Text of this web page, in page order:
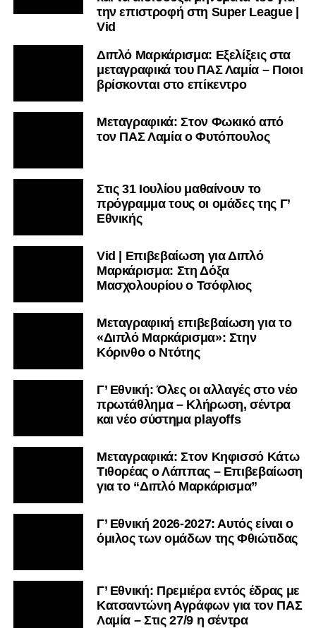
την επιστροφή στη Super League |
Vid
Διπλό Μαρκάρισμα: Εξελίξεις στα
μεταγραφικά του ΠΑΣ Λαμία – Ποιοι
βρίσκονται στο επίκεντρο
Μεταγραφικά: Στον Φωκικό από
τον ΠΑΣ Λαμία ο Φυτόπουλος
Στις 31 Ιουλίου μαθαίνουν το
πρόγραμμα τους οι ομάδες της Γ’
Εθνικής
Vid | Επιβεβαίωση για Διπλό
Μαρκάρισμα: Στη Δόξα
Μασχολουρίου ο Τσόφλιος
Μεταγραφική επιβεβαίωση για το
«Διπλό Μαρκάρισμα»: Στην
Κόρινθο ο Ντότης
Γ’ Εθνική: Όλες οι αλλαγές στο νέο
πρωτάθλημα – Κλήρωση, σέντρα
και νέο σύστημα playoffs
Μεταγραφικά: Στον Κηφισσό Κάτω
Τιθορέας ο Λάππας – Επιβεβαίωση
για το “Διπλό Μαρκάρισμα”
Γ’ Εθνική 2026-2027: Αυτός είναι ο
όμιλος των ομάδων της Φθιώτιδας
Γ’ Εθνική: Πρεμιέρα εντός έδρας με
Κατσαντώνη Αγράφων για τον ΠΑΣ
Λαμία – Στις 27/9 η σέντρα